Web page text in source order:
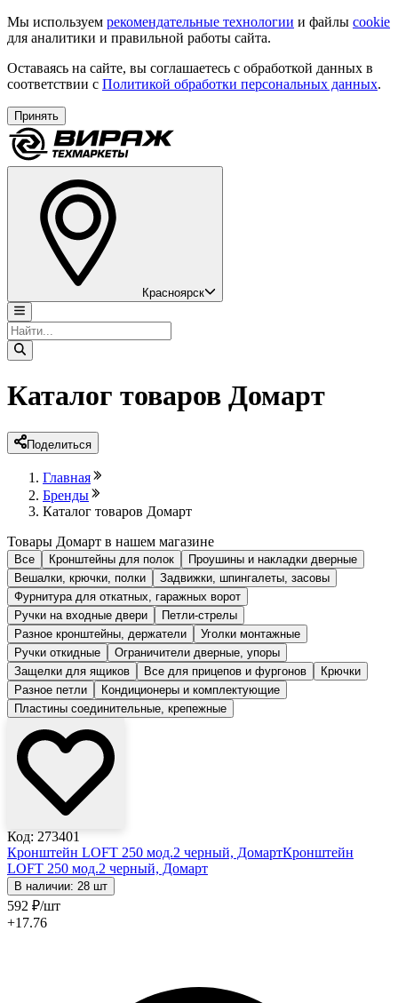
Мы используем рекомендательные технологии и файлы cookie
для аналитики и правильной работы сайта.
Оставаясь на сайте, вы соглашаетесь с обработкой данных в
соответствии с Политикой обработки персональных данных.
Принять
Красноярск
Каталог товаров Домарт
Поделиться
Главная
Бренды
Каталог товаров Домарт
Товары Домарт в нашем магазине
Все Кронштейны для полок
Проушины и накладки дверные
Вешалки, крючки, полки
Задвижки, шпингалеты, засовы
Фурнитура для откатных, гаражных ворот
Ручки на входные двери
Петли-стрелы
Разное кронштейны, держатели
Уголки монтажные
Ручки откидные
Ограничители дверные, упоры
Защелки для ящиков
Все для прицепов и фургонов
Крючки
Разное петли
Кондиционеры и комплектующие
Пластины соединительные, крепежные
Код: 273401
Кронштейн LOFT 250 мод.2 черный, ДомартКронштейн
LOFT 250 мод.2 черный, Домарт
В наличии: 28 шт
592 ₽/шт
+17.76